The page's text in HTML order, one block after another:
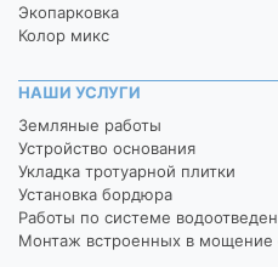
Экопарковка
Колор микс
НАШИ УСЛУГИ
Земляные работы
Устройство основания
Укладка тротуарной плитки
Установка бордюра
Работы по системе
Монтаж встроенных в мощение